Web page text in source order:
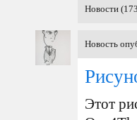
Новости
Новость
Этот